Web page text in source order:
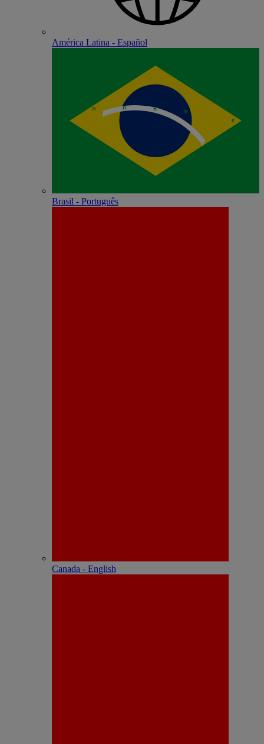
América Latina - Español
Brasil - Português
Canada - English